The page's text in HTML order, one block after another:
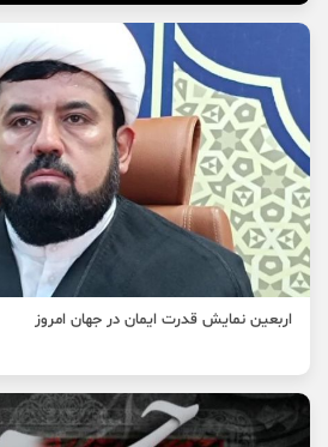
اربعین نمایش قدرت ایمان در جهان امروز